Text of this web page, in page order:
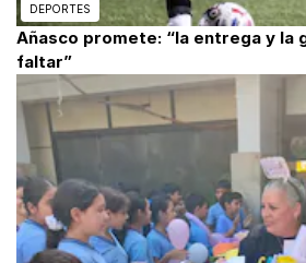
DEPORTES
Añasco promete: “la entrega y la
faltar”